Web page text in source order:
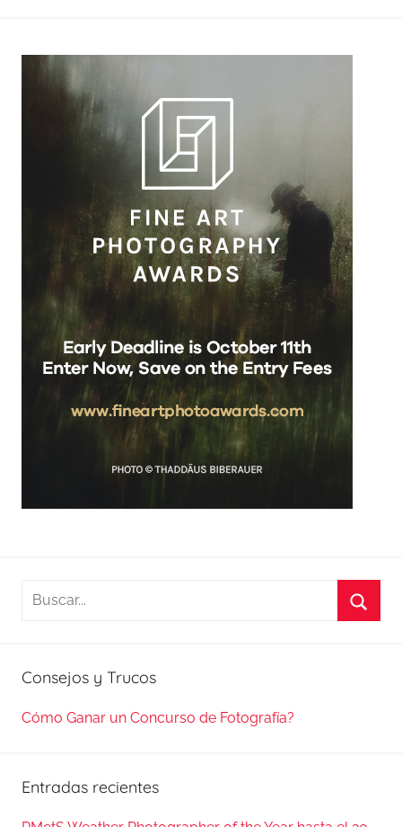
Buscar:
Consejos y Trucos
Cómo Ganar un Concurso de Fotografía?
Entradas recientes